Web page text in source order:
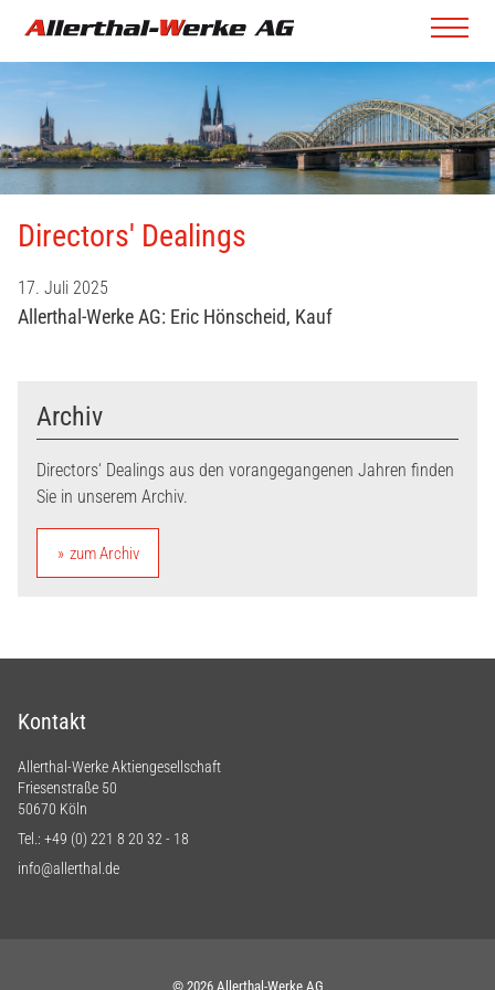
Directors' Dealings
17. Juli 2025
Allerthal-Werke AG: Eric Hönscheid, Kauf
Beitragsnavigation
Archiv
Directors‘ Dealings aus den vorangegangenen Jahren finden
Sie in unserem Archiv.
zum Archiv
Kontakt
Allerthal-Werke Aktiengesellschaft
Friesenstraße 50
50670 Köln
Tel.: +49 (0) 221 8 20 32 - 18
info@allerthal.de
© 2026 Allerthal-Werke AG